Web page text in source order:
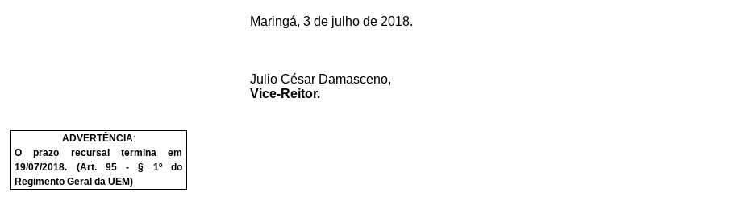
Maringá, 3 de julho de 2018.
Julio César Damasceno,
Vice-Reitor.
ADVERTÊNCIA:
O prazo recursal termina em
19/07/2018. (Art. 95 - § 1º do
Regimento Geral da UEM)